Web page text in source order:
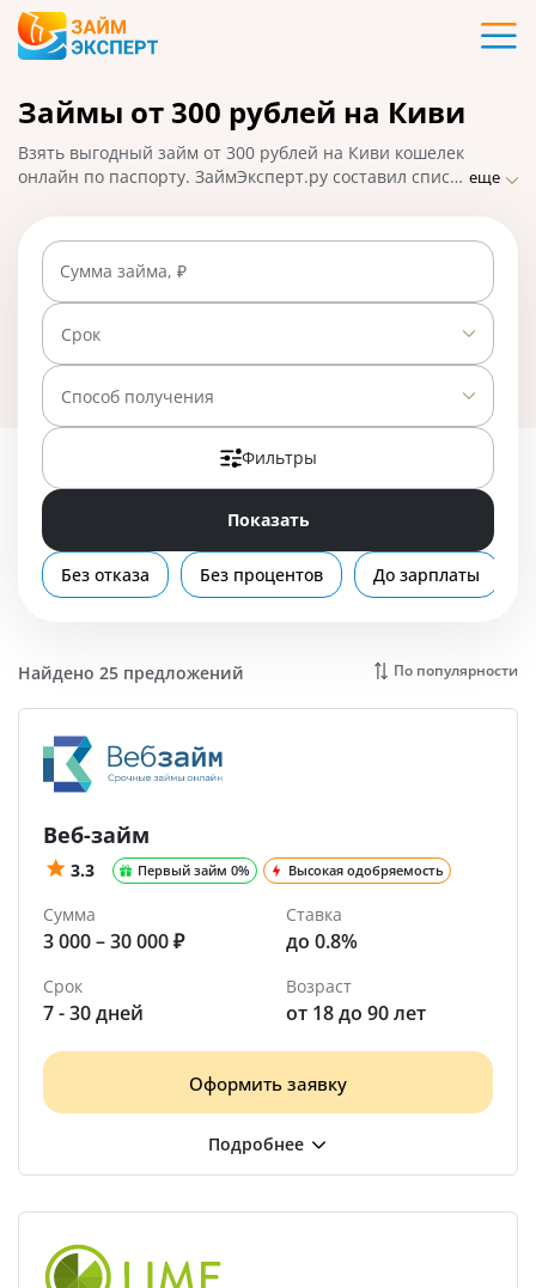
Карты
Кредиты
Ипотека
Займы
Вклады
Бизнес
Займы от 300 рублей на Киви
Взять выгодный займ от 300 рублей на Киви кошелек
онлайн по паспорту. ЗаймЭксперт.ру составил список
на выгодных условиях на короткий срок. На
01.05.2025 вам доступно 25 предложений со ставкой
от 0% в день.
еще
Сумма займа, ₽
Срок
Способ получения
Фильтры
Показать
Без отказа Без процентов До зарплаты
Найдено 25 предложений По популярности
Веб-займ
3.3 Первый займ 0% Высокая одобряемость
Сумма
3 000 – 30 000 ₽
Ставка
до 0.8%
Срок
7 - 30 дней
Возраст
от 18 до 90 лет
Оформить заявку